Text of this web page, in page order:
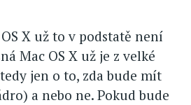
X už to v podstatě není
Mac OS X už je z velké
jen o to, zda bude mít
a nebo ne. Pokud bude